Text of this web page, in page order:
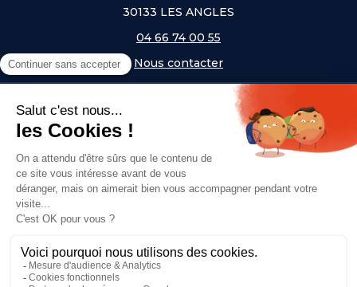
30133 LES ANGLES
04 66 74 00 55
Nous contacter
NOS UNIVERS
- Serem
- Lifetime
- Mottez